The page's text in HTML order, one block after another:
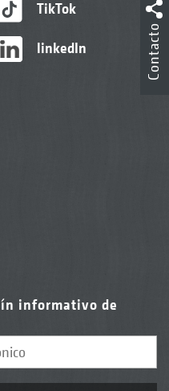
TikTok
linkedIn
informativo de
Contacto